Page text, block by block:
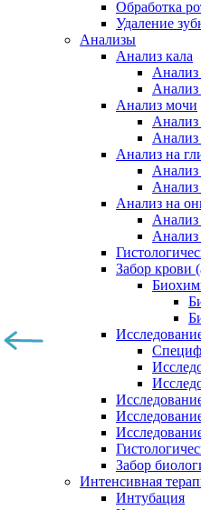
Обработка
Удаление
Анализы
Анализ кала
Анализ
Анализ
Анализ мочи
Анализ
Анализ на
Анализ
Анализ
Анализ на
Анализ
Анализ
Забор крови
Забор
Интенсивная
Интубация